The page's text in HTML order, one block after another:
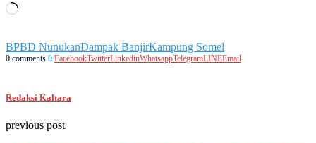
Memuat...
BPBD NunukanDampak BanjirKampung Somel
0 comments 0 FacebookTwitterLinkedinWhatsappTelegramLINEEmail
Redaksi Kaltara
previous post